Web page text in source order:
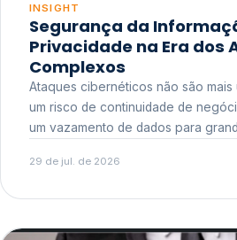
INSIGHT
Segurança da
Privacidade na Era dos
Complexos
Ataques cibernéticos não são
um risco de continuidade de negócio. O custo médio
um vazamento de dados para
reputacional e o risco regulatório
29 de jul. de 2026